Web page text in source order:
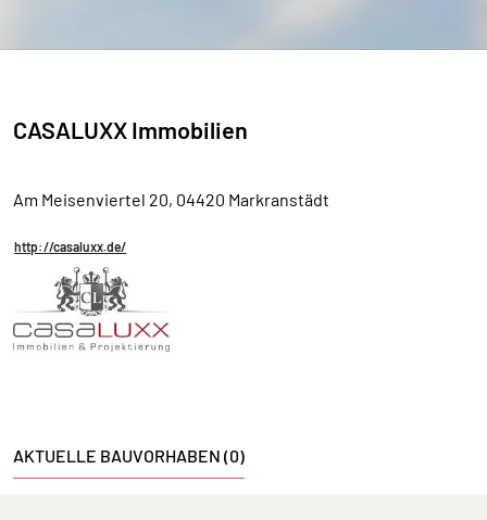
CASALUXX Immobilien
Am Meisenviertel 20, 04420 Markranstädt
http://casaluxx.de/
AKTUELLE BAUVORHABEN (0)